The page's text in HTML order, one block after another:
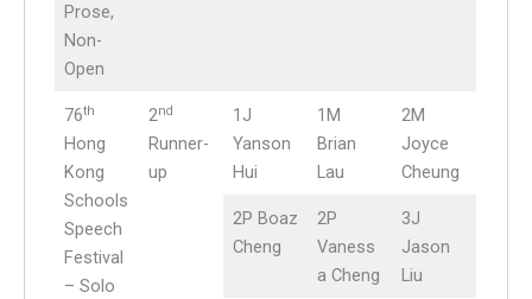
Prose,
Non-
Open
76th
Hong
Kong
Schools
Speech
Festival
– Solo
2nd
Runner-
up
1J
Yanson
Hui
1M
Brian
Lau
2M
Joyce
Cheung
2P Boaz
Cheng
2P
Vaness
a Cheng
3J
Jason
Liu